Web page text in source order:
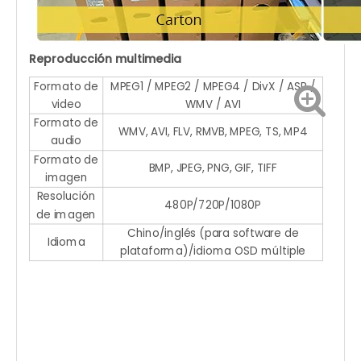
Reproducción multimedia
Formato de
video
MPEG1 / MPEG2 / MPEG4 / DivX / ASP /
WMV / AVI
Formato de
audio
WMV, AVI, FLV, RMVB, MPEG, TS, MP4
Formato de
imagen
BMP, JPEG, PNG, GIF, TIFF
Resolución
de imagen
480P/720P/1080P
Idioma
Chino/inglés (para software de
plataforma)/idioma OSD múltiple